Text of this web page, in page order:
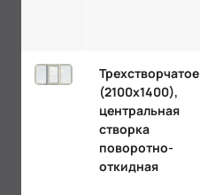
Трехстворчатое
(2100х1400),
центральная
створка
поворотно-
откидная